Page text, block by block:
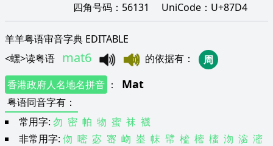
四角号码： 56131 UniCode： U+87D4
羊羊粤语审音字典 EDITABLE
<蟔>读粤语 mat6 的依据有 ：
周
香港政府人名地名拼音 ： Mat
粤语同音字有 ：
常用字: 勿 密 帕 物 蜜 袜 襪
非常用字: 伆 嘧 宓 宻 岉 峚 帓 幦 榓 樒 櫁 沕 淧 滵